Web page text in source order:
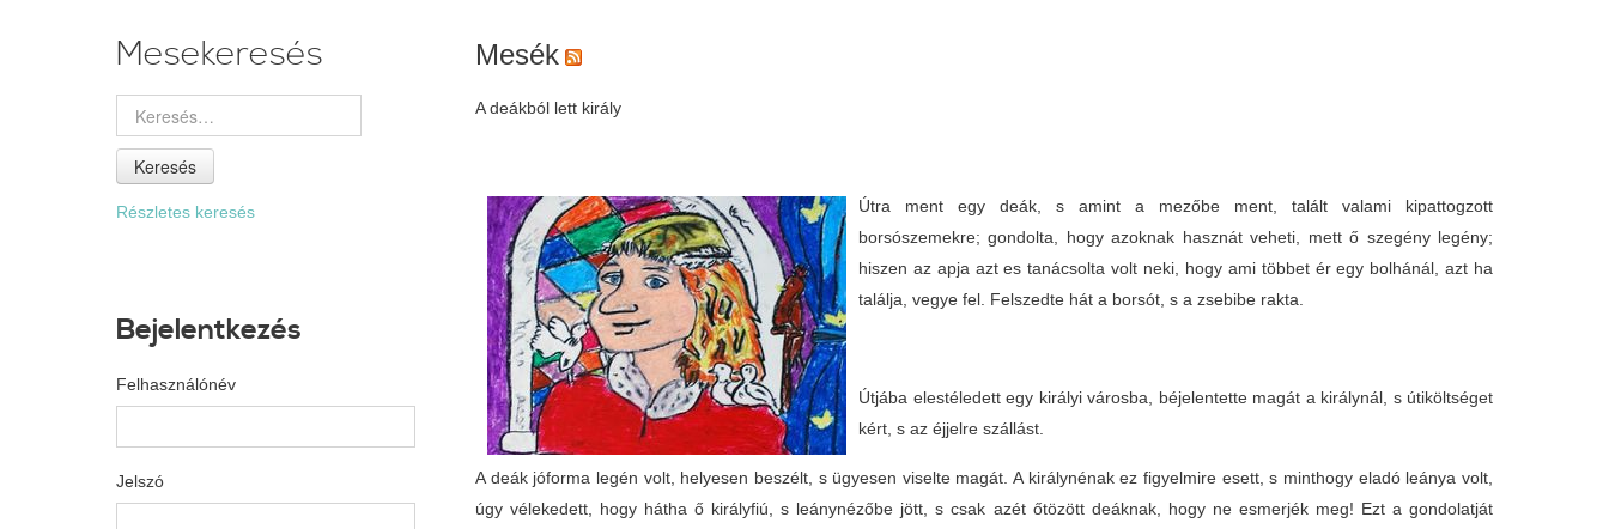
Mesék
A deákból lett király
Útra ment egy deák, s amint a mezőbe ment, talált valami kipattogzott
borsószemekre; gondolta, hogy azoknak hasznát veheti, mett ő szegény legény;
hiszen az apja azt es tanácsolta volt neki, hogy ami többet ér egy bolhánál, azt ha
találja, vegye fel. Felszedte hát a borsót, s a zsebibe rakta.
Útjába elestéledett egy királyi városba, béjelentette magát a királynál, s útiköltséget
kért, s az éjjelre szállást.
A deák jóforma legén volt, helyesen beszélt, s ügyesen viselte magát. A királynénak ez figyelmire esett, s minthogy eladó leánya volt,
úgy vélekedett, hogy hátha ő királyfiú, s leánynézőbe jött, s csak azét őtözött deáknak, hogy ne esmerjék meg! Ezt a gondolatját
Mesekeresés
Keresés
Részletes keresés
Bejelentkezés
Felhasználónév
Jelszó